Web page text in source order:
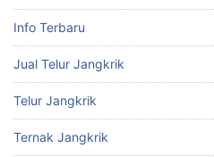
Info Terbaru
Jual Telur Jangkrik
Telur Jangkrik
Ternak Jangkrik